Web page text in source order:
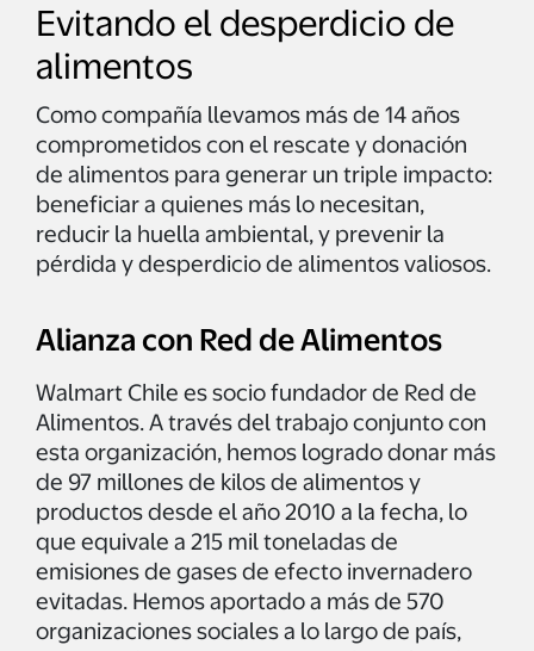
Evitando el desperdicio de
alimentos
Como compañía llevamos más de 14 años
comprometidos con el rescate y donación
de alimentos para generar un triple impacto:
beneficiar a quienes más lo necesitan,
reducir la huella ambiental, y prevenir la
pérdida y desperdicio de alimentos valiosos.
Alianza con Red de Alimentos
Walmart Chile es socio fundador de Red de
Alimentos. A través del trabajo conjunto con
esta organización, hemos logrado donar más
de 97 millones de kilos de alimentos y
productos desde el año 2010 a la fecha, lo
que equivale a 215 mil toneladas de
emisiones de gases de efecto invernadero
evitadas. Hemos aportado a más de 570
organizaciones sociales a lo largo de país,